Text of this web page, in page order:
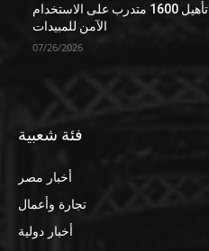
الزراعة: تأهيل 1600 متدرب على الاستخدام
الآمن للمبيدات
07/26/2026
فئة شعبية
أخبار مصر
تجارة وأعمال
أخبار دولية